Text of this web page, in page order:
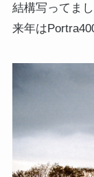
結構写ってまし
来年は